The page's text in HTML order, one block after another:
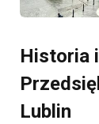
Historia
Lublin